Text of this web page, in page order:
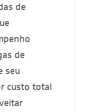
de
de
seu
custo total